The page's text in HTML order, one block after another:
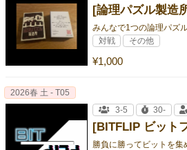
[論理パズル製造
¥1,000
対戦 その他
[BITFLIP ビット
2026春 土 - T05
3-5
30-